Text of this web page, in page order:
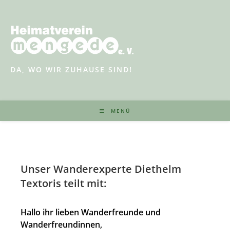
springen
DA, WO WIR ZUHAUSE SIND!
MENÜ
Unser Wanderexperte Diethelm
Textoris teilt mit:
Hallo ihr lieben Wanderfreunde und
Wanderfreundinnen,